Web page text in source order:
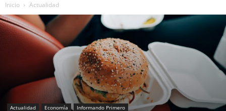
Inicio Actualidad
Actualidad Economía Informando Primero